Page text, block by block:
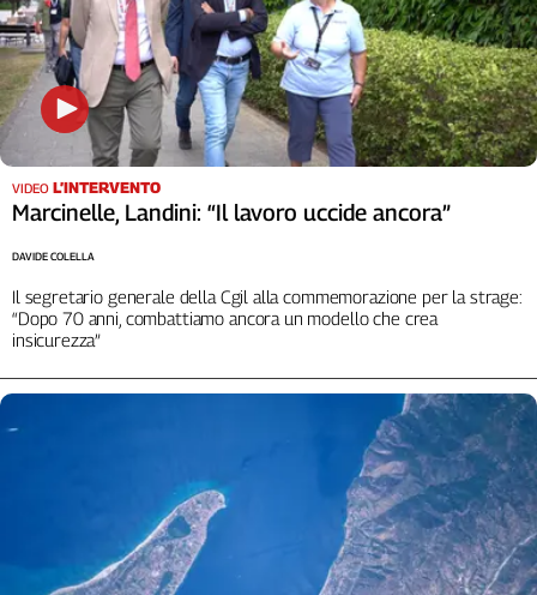
L'Italia
nel
Lavoro
Territori
Abruzzo-
Molise
Alto
Adige
Calabria
Campania
Emilia-
Romagna
VIDEO L’INTERVENTO
Marcinelle, Landini: “Il lavoro uccide ancora”
Il segretario generale della Cgil alla commemorazione per la strage:
“Dopo 70 anni, combattiamo ancora un modello che crea
insicurezza”
DAVIDE COLELLA